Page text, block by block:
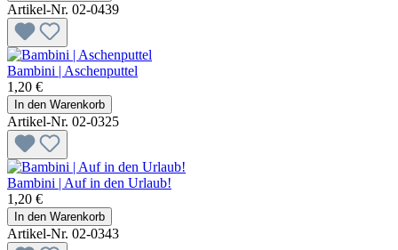
Artikel-Nr. 02-0439
Bambini | Aschenputtel
1,20 €
In den Warenkorb
Artikel-Nr. 02-0325
Bambini | Auf in den Urlaub!
1,20 €
In den Warenkorb
Artikel-Nr. 02-0343